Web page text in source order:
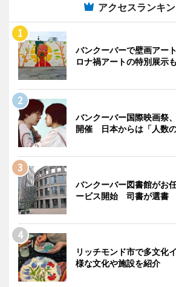
アクセスランキ
バンクーバーで壁画アー
ロナ禍アートの特別展示も
バンクーバー国際映画祭
開催 日本からは「人数
バンクーバー図書館がお
ービス開始 司書が選書
リッチモンド市で多文
様な文化や施設を紹介